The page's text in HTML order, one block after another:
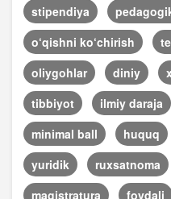
stipendiya
o‘qishni ko‘chirish
oliygohlar
diniy
tibbiyot
ilmiy daraja
minimal ball
huquq
yuridik
ruxsatnoma
magistratura
foydali